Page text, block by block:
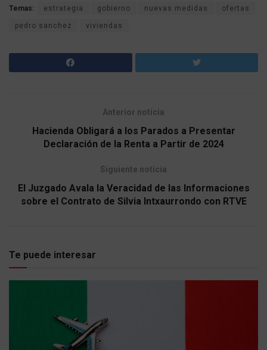
Temas: estrategia gobierno nuevas medidas ofertas
pedro sanchez viviendas
Anterior noticia
Hacienda Obligará a los Parados a Presentar
Declaración de la Renta a Partir de 2024
Siguiente noticia
El Juzgado Avala la Veracidad de las Informaciones
sobre el Contrato de Silvia Intxaurrondo con RTVE
Te puede interesar